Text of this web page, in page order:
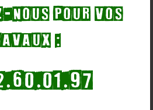
nous pour vos
: